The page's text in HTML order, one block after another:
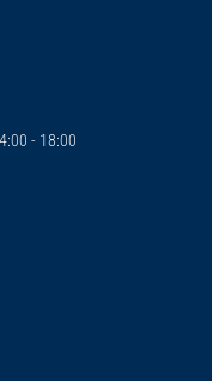
- 18:00